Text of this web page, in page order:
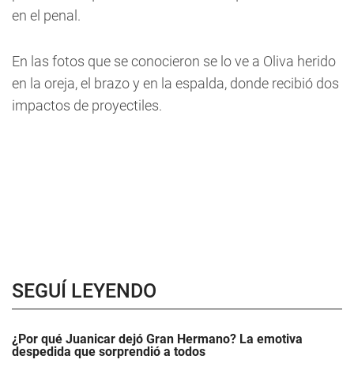
en el penal.
En las fotos que se conocieron se lo ve a Oliva herido
en la oreja, el brazo y en la espalda, donde recibió dos
impactos de proyectiles.
SEGUÍ LEYENDO
¿Por qué Juanicar dejó Gran Hermano? La emotiva
despedida que sorprendió a todos